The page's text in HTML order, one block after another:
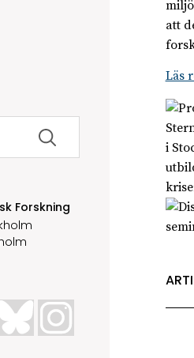
Forskning
att
Läs
i